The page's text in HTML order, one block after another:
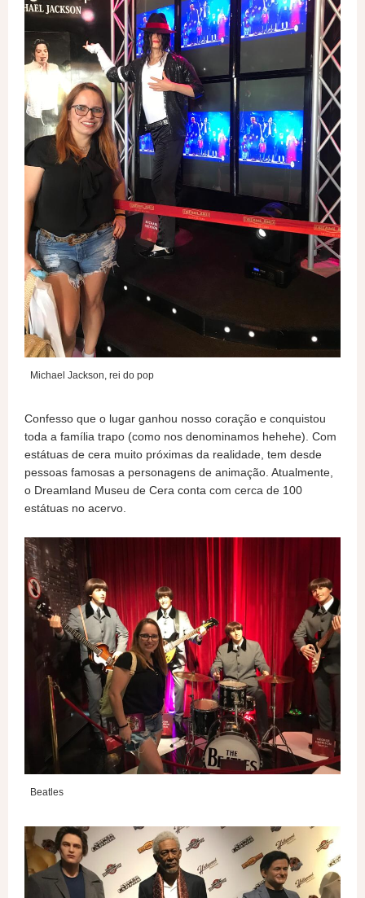
Michael Jackson, rei do pop
Confesso que o lugar ganhou nosso coração e conquistou
toda a família trapo (como nos denominamos hehehe). Com
estátuas de cera muito próximas da realidade, tem desde
pessoas famosas a personagens de animação. Atualmente,
o Dreamland Museu de Cera conta com cerca de 100
estátuas no acervo.
Beatles